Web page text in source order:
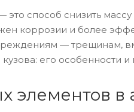
это способ снизить
коррозии и более
— трещинам,
его особенности и
элементов в